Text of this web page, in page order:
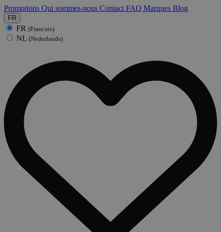
Promotions Qui sommes-nous Contact FAQ Marques Blog
FR
FR (Francais)
NL (Nederlands)